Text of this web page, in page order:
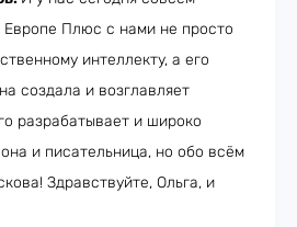
Плюс с нами не просто
интеллекту, а его
создала и возглавляет
разрабатывает и широко
и писательница, но обо всём
Здравствуйте, Ольга, и